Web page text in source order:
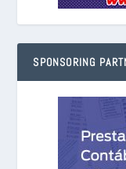
SPONSORING